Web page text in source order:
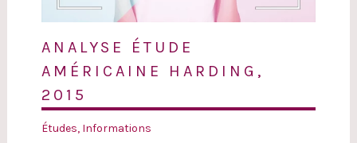
ANALYSE ÉTUDE
AMÉRICAINE HARDING,
2015
Études, Informations